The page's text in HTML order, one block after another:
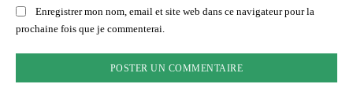
Enregistrer mon nom, email et site web dans ce navigateur pour la
prochaine fois que je commenterai.